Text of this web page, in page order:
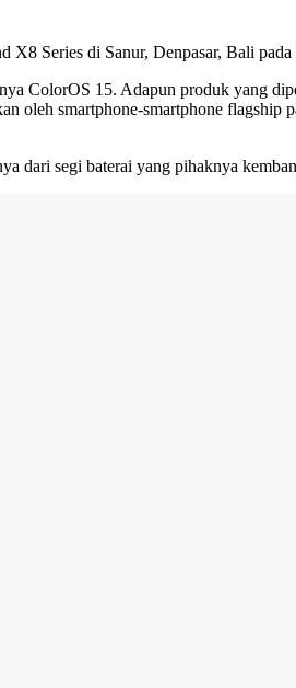
X8 Series di Sanur, Denpasar, Bali
ColorOS 15. Adapun produk yang
oleh smartphone-smartphone
dari segi baterai yang pihaknya